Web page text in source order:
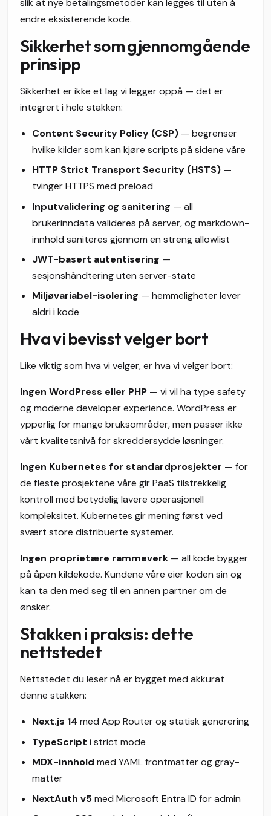
slik at nye betalingsmetoder kan legges til uten å
endre eksisterende kode.
Sikkerhet som gjennomgående
prinsipp
Sikkerhet er ikke et lag vi legger oppå — det er
integrert i hele stakken:
Content Security Policy (CSP) — begrenser
hvilke kilder som kan kjøre scripts på sidene våre
HTTP Strict Transport Security (HSTS) —
tvinger HTTPS med preload
Inputvalidering og sanitering — all
brukerinndata valideres på server, og markdown-
innhold saniteres gjennom en streng allowlist
JWT-basert autentisering —
sesjonshåndtering uten server-state
Miljøvariabel-isolering — hemmeligheter lever
aldri i kode
Hva vi bevisst velger bort
Like viktig som hva vi velger, er hva vi velger bort:
Ingen WordPress eller PHP — vi vil ha type safety
og moderne developer experience. WordPress er
ypperlig for mange bruksområder, men passer ikke
vårt kvalitetsnivå for skreddersydde løsninger.
Ingen Kubernetes for standardprosjekter — for
de fleste prosjektene våre gir PaaS tilstrekkelig
kontroll med betydelig lavere operasjonell
kompleksitet. Kubernetes gir mening først ved
svært store distribuerte systemer.
Ingen proprietære rammeverk — all kode bygger
på åpen kildekode. Kundene våre eier koden sin og
kan ta den med seg til en annen partner om de
ønsker.
Stakken i praksis: dette
nettstedet
Nettstedet du leser nå er bygget med akkurat
denne stakken:
Next.js 14 med App Router og statisk generering
TypeScript i strict mode
MDX-innhold med YAML frontmatter og gray-
matter
NextAuth v5med Microsoft Entra ID for admin